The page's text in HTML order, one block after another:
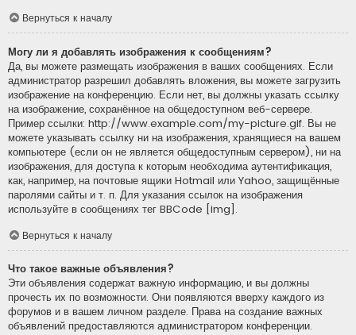
Вернуться к началу
Могу ли я добавлять изображения к сообщениям?
Да, вы можете размещать изображения в ваших сообщениях. Если
администратор разрешил добавлять вложения, вы можете загрузить
изображение на конференцию. Если нет, вы должны указать ссылку
на изображение, сохранённое на общедоступном веб-сервере.
Пример ссылки: http://www.example.com/my-picture.gif. Вы не
можете указывать ссылку ни на изображения, хранящиеся на вашем
компьютере (если он не является общедоступным сервером), ни на
изображения, для доступа к которым необходима аутентификация,
как, например, на почтовые ящики Hotmail или Yahoo, защищённые
паролями сайты и т. п. Для указания ссылок на изображения
используйте в сообщениях тег BBCode [img].
Вернуться к началу
Что такое важные объявления?
Эти объявления содержат важную информацию, и вы должны
прочесть их по возможности. Они появляются вверху каждого из
форумов и в вашем личном разделе. Права на создание важных
объявлений предоставляются администратором конференции.